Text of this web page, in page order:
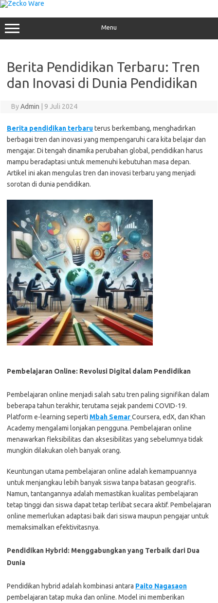
Skip
to
content
Menu
Berita Pendidikan Terbaru: Tren
dan Inovasi di Dunia Pendidikan
ByAdmin 9 Juli 2024
Berita pendidikan terbaruterus berkembang, menghadirkan
berbagai tren dan inovasi yang mempengaruhi cara kita belajar dan
mengajar. Di tengah dinamika perubahan global, pendidikan harus
mampu beradaptasi untuk memenuhi kebutuhan masa depan.
Artikel ini akan mengulas tren dan inovasi terbaru yang menjadi
sorotan di dunia pendidikan.
Pembelajaran Online: Revolusi Digital dalam Pendidikan
Pembelajaran online menjadi salah satu tren paling signifikan dalam
beberapa tahun terakhir, terutama sejak pandemi COVID-19.
Platform e-learning seperti Mbah SemarCoursera, edX, dan Khan
Academy mengalami lonjakan pengguna. Pembelajaran online
menawarkan fleksibilitas dan aksesibilitas yang sebelumnya tidak
mungkin dilakukan oleh banyak orang.
Keuntungan utama pembelajaran online adalah kemampuannya
untuk menjangkau lebih banyak siswa tanpa batasan geografis.
Namun, tantangannya adalah memastikan kualitas pembelajaran
tetap tinggi dan siswa dapat tetap terlibat secara aktif. Pembelajaran
online memerlukan adaptasi baik dari siswa maupun pengajar untuk
memaksimalkan efektivitasnya.
Pendidikan Hybrid: Menggabungkan yang Terbaik dari Dua
Dunia
Pendidikan hybrid adalah kombinasi antara Paito Nagasaon
pembelajaran tatap muka dan online. Model ini memberikan